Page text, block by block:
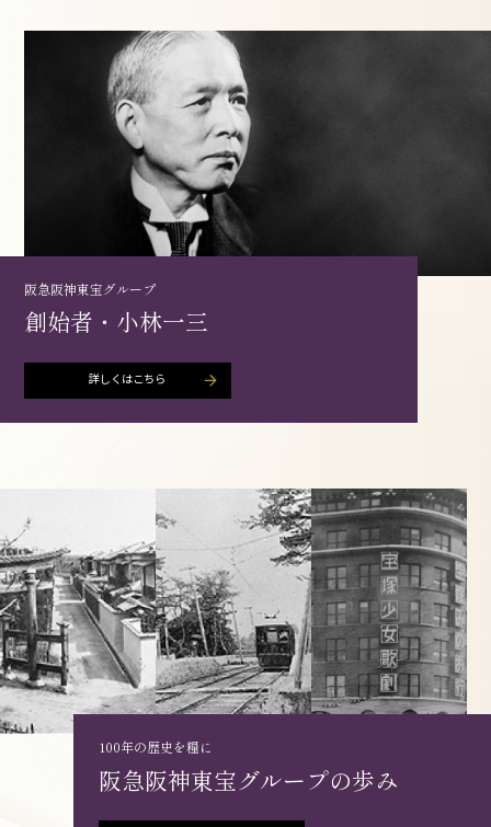
阪急阪神東宝グループ
創始者・小林一三
100年の歴史を糧に
阪急阪神東宝グループの歩み